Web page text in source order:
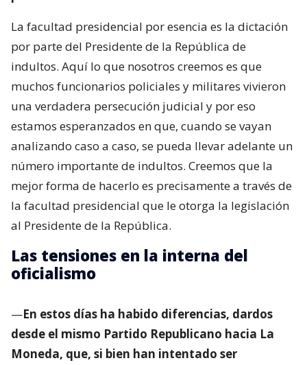
La facultad presidencial por esencia es la dictación
por parte del Presidente de la República de
indultos. Aquí lo que nosotros creemos es que
muchos funcionarios policiales y militares vivieron
una verdadera persecución judicial y por eso
estamos esperanzados en que, cuando se vayan
analizando caso a caso, se pueda llevar adelante un
número importante de indultos. Creemos que la
mejor forma de hacerlo es precisamente a través de
la facultad presidencial que le otorga la legislación
al Presidente de la República.
Las tensiones en la interna del
oficialismo
—En estos días ha habido diferencias, dardos
desde el mismo Partido Republicano hacia La
Moneda, que, si bien han intentado ser